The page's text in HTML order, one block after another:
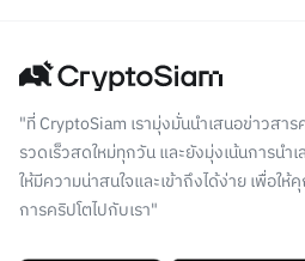
"ที่ CryptoSiam เรามุ่งมั่นนำเสนอข่าวสา
รวดเร็วสดใหม่ทุกวัน และยังมุ่งเน้นการนำ
ให้มีความน่าสนใจและเข้าถึงได้ง่าย เพื่อใ
การคริปโตไปกับเรา"